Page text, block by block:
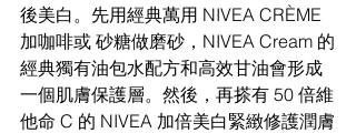
後美白。先用經典萬用 NIVEA CRÈME
加咖啡或 砂糖做磨砂，NIVEA Cream 的
經典獨有油包水配方和高效甘油會形成
一個肌膚保護層。然後，再搽有 50 倍維
他命 C 的 NIVEA 加倍美白緊緻修護潤膚